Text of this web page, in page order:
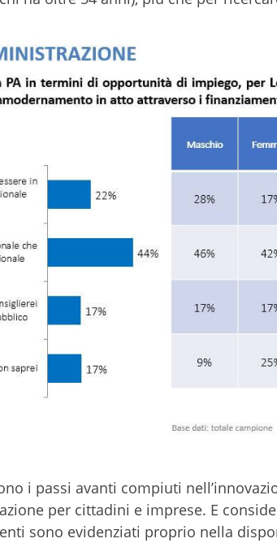
i passi avanti compiuti
per cittadini e imprese. E
sono evidenziati proprio nella